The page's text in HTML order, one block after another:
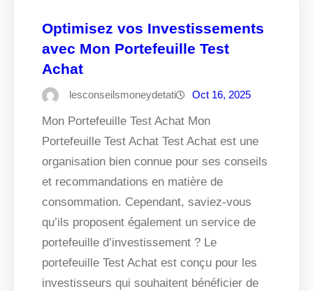
Optimisez vos Investissements
avec Mon Portefeuille Test
Achat
lesconseilsmoneydetati Oct 16, 2025
Mon Portefeuille Test Achat Mon
Portefeuille Test Achat Test Achat est une
organisation bien connue pour ses conseils
et recommandations en matière de
consommation. Cependant, saviez-vous
qu’ils proposent également un service de
portefeuille d’investissement ? Le
portefeuille Test Achat est conçu pour les
investisseurs qui souhaitent bénéficier de